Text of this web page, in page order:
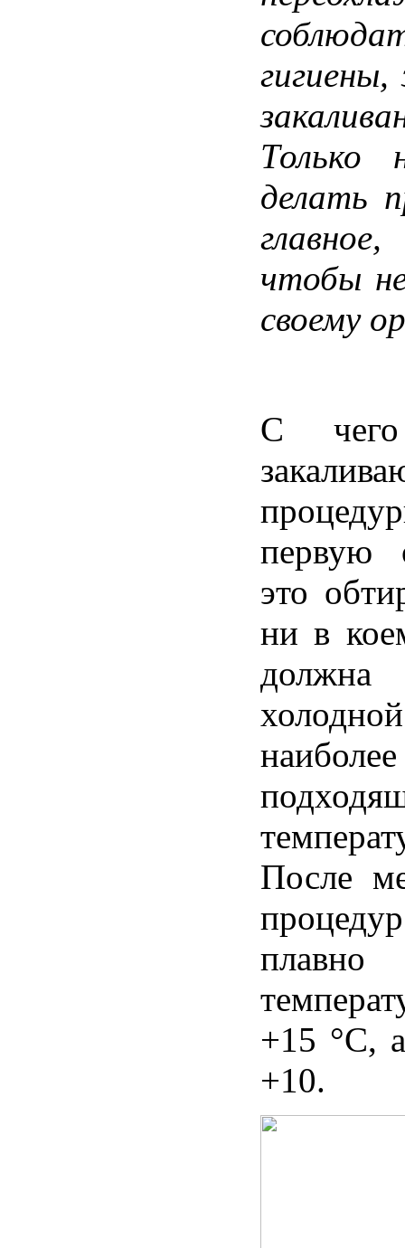
гигиены,
Только
делать
чтобы
своему
С чего
первую
это
ни в
наиболее
После
+15 °С,
+10.